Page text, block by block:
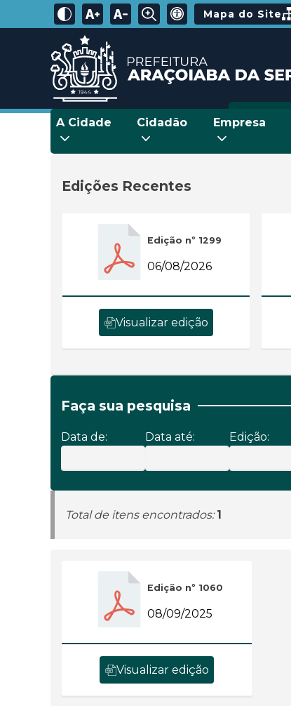
Mapa do Site
A Cidade Cidadão Empresa
Edições Recentes
Edição nº 1299
06/08/2026
Visualizar edição
Faça sua pesquisa
Data de: Data até: Edição:
Total de itens encontrados: 1
Edição nº 1060
08/09/2025
Visualizar edição